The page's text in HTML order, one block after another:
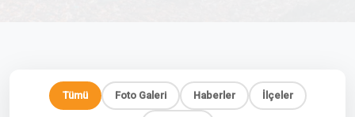
Tümü Foto Galeri Haberler İlçeler